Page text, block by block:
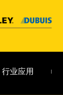
行业应用